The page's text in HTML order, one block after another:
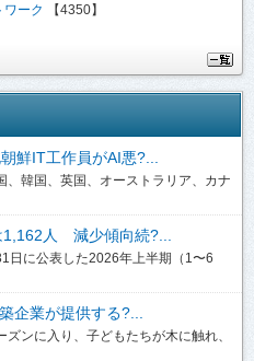
ーク 【4350】
鮮IT工作員がAI悪?...
韓国、英国、オーストラリア、カナ
人 減少傾向続?...
日に公表した2026年上半期（1〜6
業が提供する?...
ンに入り、子どもたちが木に触れ、